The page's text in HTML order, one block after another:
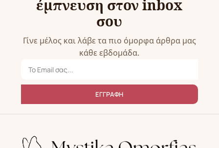
έμπνευση στον inbox
σου
Γίνε μέλος και λάβε τα πιο όμορφα άρθρα μας
κάθε εβδομάδα.
ΕΓΓΡΑΦΗ